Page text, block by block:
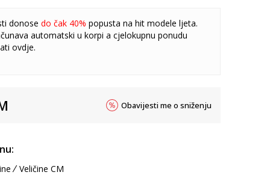
donose do čak 40% popusta na hit modele ljeta.
automatski u korpi a cjelokupnu ponudu
ovdje.
Obavijesti me o sniženju
Veličine CM